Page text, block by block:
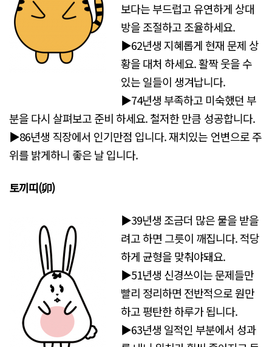
보다는 부드럽고 유연하게 상대
방을 조절하고 조율하세요.
▶62년생 지혜롭게 현재 문제 상
황을 대처 하세요. 활짝 웃을 수
있는 일들이 생겨납니다.
▶74년생 부족하고 미숙했던 부
분을 다시 살펴보고 준비 하세요. 철저한 만큼 성공합니다.
▶86년생 직장에서 인기만점 입니다. 재치있는 언변으로 주
위를 밝게하니 좋은 날 입니다.
토끼띠(卯)
▶39년생 조금더 많은 물을 받을
려고 하면 그릇이 깨집니다. 적당
하게 균형을 맞춰야돼요.
▶51년생 신경쓰이는 문제들만
빨리 정리하면 전반적으로 원만
하고 평탄한 하루가 됩니다.
▶63년생 일적인 부분에서 성과